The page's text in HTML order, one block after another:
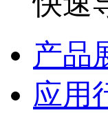
产品
应用